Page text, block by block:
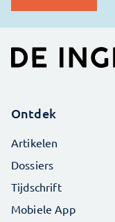
Ontdek
Artikelen
Dossiers
Tijdschrift
Mobiele App